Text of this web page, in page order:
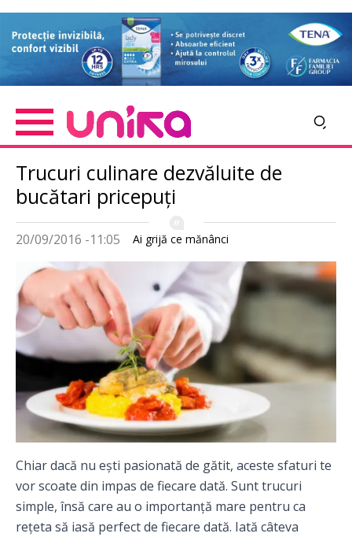
to
content
Trucuri culinare dezvăluite de
bucătari pricepuţi
20/09/2016 -11:05 Ai grijă ce mănânci
Imagine
Chiar dacă nu eşti pasionată de gătit, aceste sfaturi te
vor scoate din impas de fiecare dată. Sunt trucuri
simple, însă care au o importanţă mare pentru ca
reţeta să iasă perfect de fiecare dată. Iată câteva